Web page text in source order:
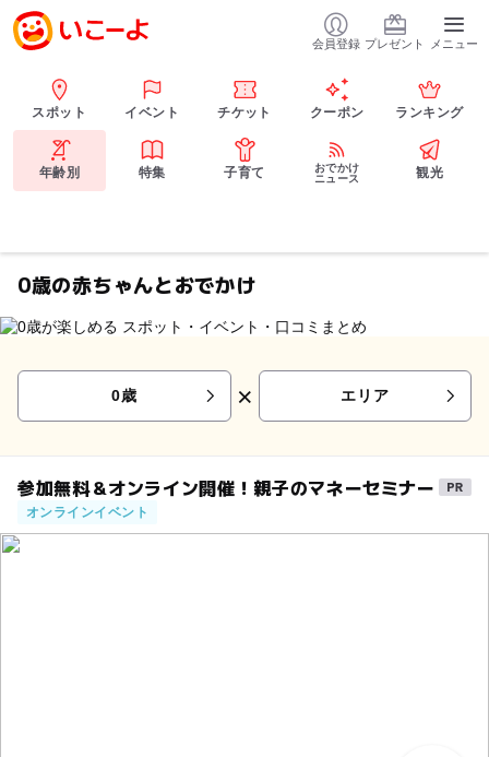
会員登録 プレゼント メニュー
スポット イベント チケット クーポン ランキング
年齢別 特集 子育て
おでかけ
ニュース
観光
0歳の赤ちゃんとおでかけ
0歳 × エリア
参加無料＆オンライン開催！親子のマネーセミナー
オンラインイベント